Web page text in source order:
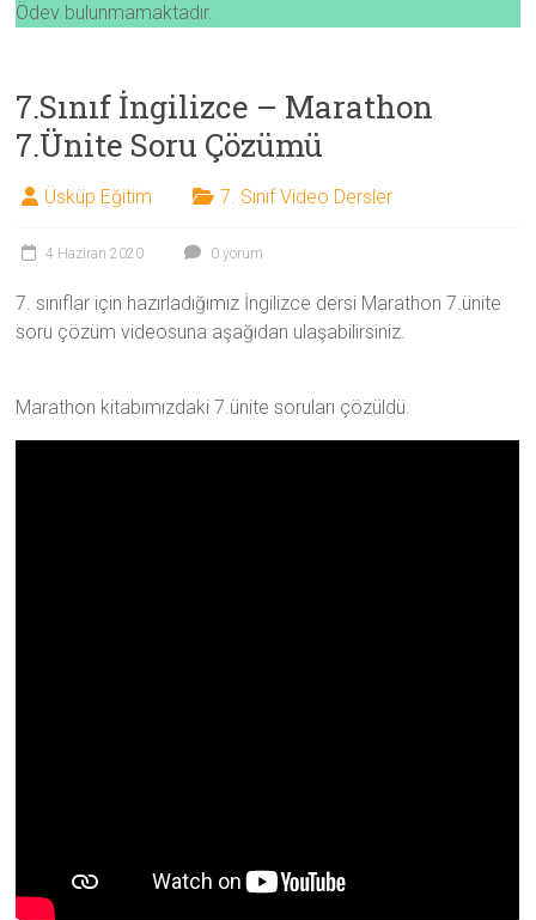
Ödev bulunmamaktadır.
7.Sınıf İngilizce – Marathon
7.Ünite Soru Çözümü
Üsküp Eğitim 7. Sınıf Video Dersler
4 Haziran 2020 0 yorum
7. sınıflar için hazırladığımız İngilizce dersi Marathon 7.ünite
soru çözüm videosuna aşağıdan ulaşabilirsiniz.
Marathon kitabımızdaki 7.ünite soruları çözüldü.